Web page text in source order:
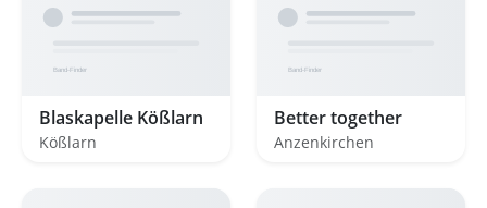
Blaskapelle Kößlarn
Kößlarn
Better together
Anzenkirchen